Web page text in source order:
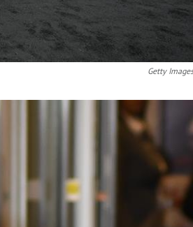
Getty Images